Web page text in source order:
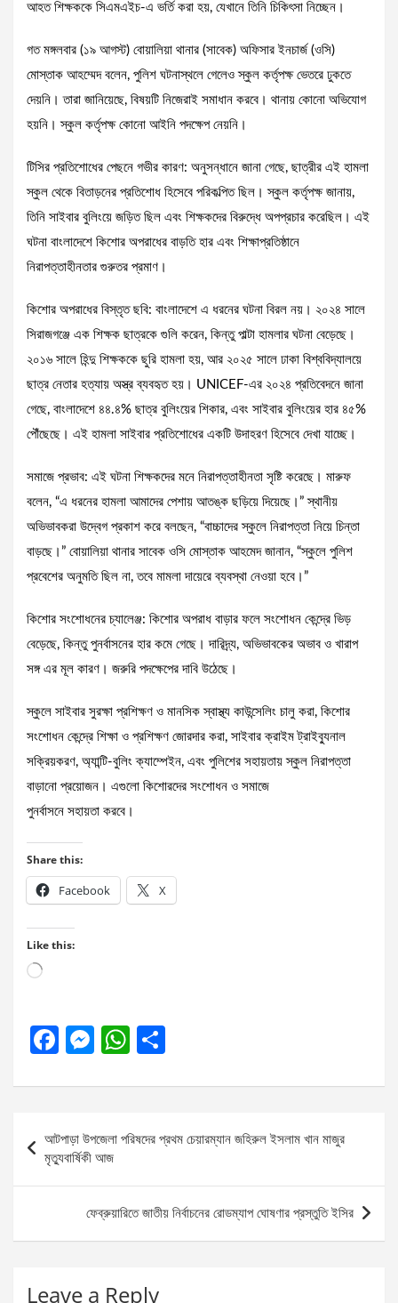
আহত শিক্ষককে সিএমএইচ-এ ভর্তি করা হয়, যেখানে তিনি চিকিৎসা নিচ্ছেন।
গত মঙ্গলবার (১৯ আগস্ট) বোয়ালিয়া থানার (সাবেক) অফিসার ইনচার্জ (ওসি)
মোস্তাক আহম্মেদ বলেন, পুলিশ ঘটনাস্থলে গেলেও স্কুল কর্তৃপক্ষ ভেতরে ঢুকতে
দেয়নি। তারা জানিয়েছে, বিষয়টি নিজেরাই সমাধান করবে। থানায় কোনো অভিযোগ
হয়নি। স্কুল কর্তৃপক্ষ কোনো আইনি পদক্ষেপ নেয়নি।
টিসির প্রতিশোধের পেছনে গভীর কারণ: অনুসন্ধানে জানা গেছে, ছাত্রীর এই হামলা
স্কুল থেকে বিতাড়নের প্রতিশোধ হিসেবে পরিকল্পিত ছিল। স্কুল কর্তৃপক্ষ জানায়,
তিনি সাইবার বুলিংয়ে জড়িত ছিল এবং শিক্ষকদের বিরুদ্ধে অপপ্রচার করেছিল। এই
ঘটনা বাংলাদেশে কিশোর অপরাধের বাড়তি হার এবং শিক্ষাপ্রতিষ্ঠানে
নিরাপত্তাহীনতার গুরুতর প্রমাণ।
কিশোর অপরাধের বিস্তৃত ছবি: বাংলাদেশে এ ধরনের ঘটনা বিরল নয়। ২০২৪ সালে
সিরাজগঞ্জে এক শিক্ষক ছাত্রকে গুলি করেন, কিন্তু পাল্টা হামলার ঘটনা বেড়েছে।
২০১৬ সালে হিন্দু শিক্ষককে ছুরি হামলা হয়, আর ২০২৫ সালে ঢাকা বিশ্ববিদ্যালয়ে
ছাত্র নেতার হত্যায় অস্ত্র ব্যবহৃত হয়। UNICEF-এর ২০২৪ প্রতিবেদনে জানা
গেছে, বাংলাদেশে ৪৪.৪% ছাত্র বুলিংয়ের শিকার, এবং সাইবার বুলিংয়ের হার ৪৫%
পৌঁছেছে। এই হামলা সাইবার প্রতিশোধের একটি উদাহরণ হিসেবে দেখা যাচ্ছে।
সমাজে প্রভাব: এই ঘটনা শিক্ষকদের মনে নিরাপত্তাহীনতা সৃষ্টি করেছে। মারুফ
বলেন, “এ ধরনের হামলা আমাদের পেশায় আতঙ্ক ছড়িয়ে দিয়েছে।” স্থানীয়
অভিভাবকরা উদ্বেগ প্রকাশ করে বলছেন, “বাচ্চাদের স্কুলে নিরাপত্তা নিয়ে চিন্তা
বাড়ছে।” বোয়ালিয়া থানার সাবেক ওসি মোস্তাক আহমেদ জানান, “স্কুলে পুলিশ
প্রবেশের অনুমতি ছিল না, তবে মামলা দায়েরে ব্যবস্থা নেওয়া হবে।”
কিশোর সংশোধনের চ্যালেঞ্জ: কিশোর অপরাধ বাড়ার ফলে সংশোধন কেন্দ্রে ভিড়
বেড়েছে, কিন্তু পুনর্বাসনের হার কমে গেছে। দারিদ্র্য, অভিভাবকের অভাব ও খারাপ
সঙ্গ এর মূল কারণ। জরুরি পদক্ষেপের দাবি উঠেছে।
স্কুলে সাইবার সুরক্ষা প্রশিক্ষণ ও মানসিক স্বাস্থ্য কাউন্সেলিং চালু করা, কিশোর
সংশোধন কেন্দ্রে শিক্ষা ও প্রশিক্ষণ জোরদার করা, সাইবার ক্রাইম ট্রাইব্যুনাল
সক্রিয়করণ, অ্যান্টি-বুলিং ক্যাম্পেইন, এবং পুলিশের সহায়তায় স্কুল নিরাপত্তা
বাড়ানো প্রয়োজন। এগুলো কিশোরদের সংশোধন ও সমাজে
পুনর্বাসনে সহায়তা করবে।
Share this:
Facebook X
Like this:
Loading…
F
ce
b
o
o
M
se
g
er
W
at
s
A
p
p
ar
Post
navigation
আটপাড়া উপজেলা পরিষদের প্রথম চেয়ারম্যান জহিরুল ইসলাম খান মাজুর
মৃত্যুবার্ষিকী আজ
ফেব্রুয়ারিতে জাতীয় নির্বাচনের রোডম্যাপ ঘোষণার প্রস্তুতি ইসির
Leave a Reply